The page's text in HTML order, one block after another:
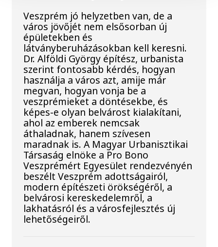
Veszprém jó helyzetben van, de a
város jövőjét nem elsősorban új
épületekben és
látványberuházásokban kell keresni.
Dr. Alföldi György építész, urbanista
szerint fontosabb kérdés, hogyan
használja a város azt, amije már
megvan, hogyan vonja be a
veszprémieket a döntésekbe, és
képes-e olyan belvárost kialakítani,
ahol az emberek nemcsak
áthaladnak, hanem szívesen
maradnak is. A Magyar Urbanisztikai
Társaság elnöke a Pro Bono
Veszprémért Egyesület rendezvényén
beszélt Veszprém adottságairól,
modern építészeti örökségéről, a
belvárosi kereskedelemről, a
lakhatásról és a városfejlesztés új
lehetőségeiről.